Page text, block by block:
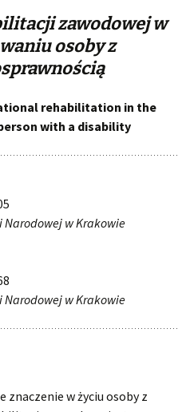
zawodowej w
osoby z
rehabilitation in the
with a disability
Narodowej w Krakowie
Narodowej w Krakowie
znaczenie w życiu osoby z